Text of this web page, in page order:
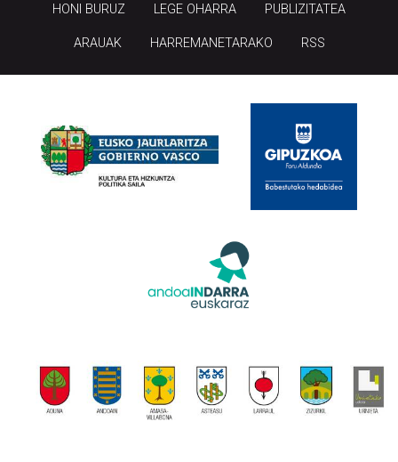
HONI BURUZ LEGE OHARRA PUBLIZITATEA
ARAUAK HARREMANETARAKO RSS